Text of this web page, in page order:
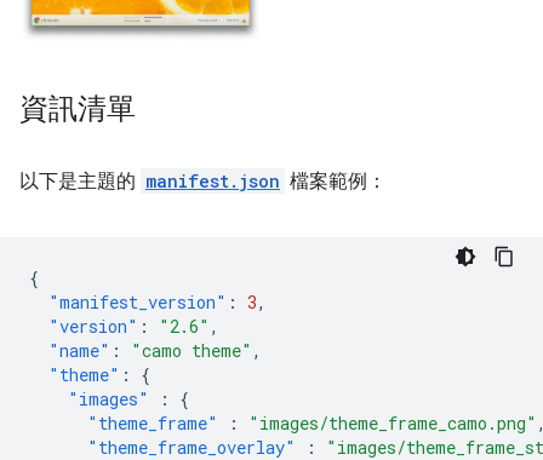
資訊清單
以下是主題的 manifest.json 檔案範例：
{
"manifest_version" : 3,
"version" : "2.6" ,
"name" : "camo theme" ,
"theme" :
{
"images"
:
{
"theme_frame"
: "images/theme_frame_camo.png"
"theme_frame_overlay"
:
"images/